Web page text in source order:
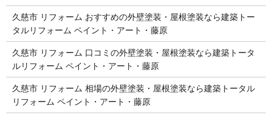
久慈市 リフォーム おすすめの外壁塗装・屋根塗装なら建築トー
タルリフォーム ペイント・アート・藤原
久慈市 リフォーム 口コミの外壁塗装・屋根塗装なら建築トータ
ルリフォーム ペイント・アート・藤原
久慈市 リフォーム 相場の外壁塗装・屋根塗装なら建築トータル
リフォーム ペイント・アート・藤原